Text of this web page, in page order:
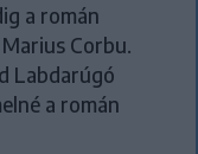
a román
Corbu.
Labdarúgó
a román